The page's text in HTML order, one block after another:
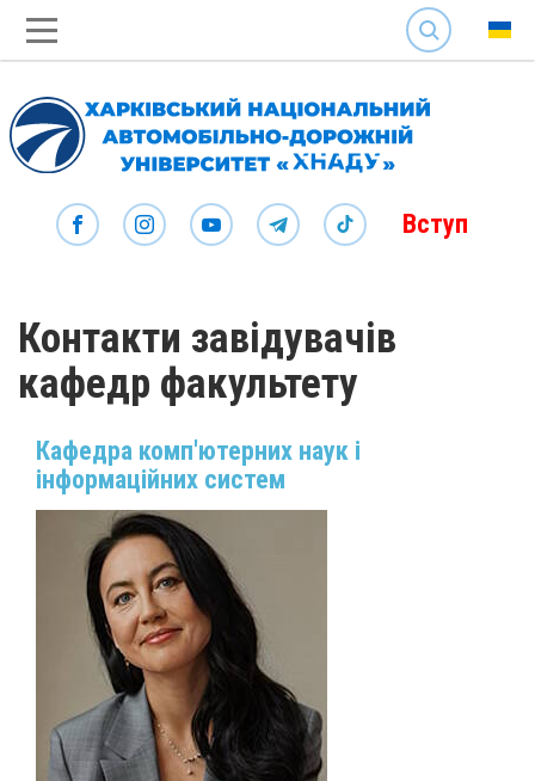
SEARCH
Вступ
Контакти завідувачів
кафедр факультету
Кафедра комп'ютерних наук і
інформаційних систем